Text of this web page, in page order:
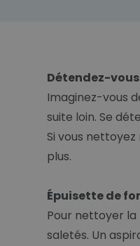
Détendez-
Imaginez-vous
suite loin. Se
Si vous
plus.
Épuisette de
Pour nettoyer la
saletés. Un